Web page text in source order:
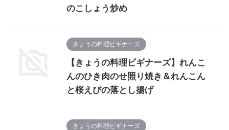
のこしょう炒め
きょうの料理ビギナーズ
【きょうの料理ビギナーズ】れんこ
んのひき肉のせ照り焼き＆れんこん
と桜えびの落とし揚げ
きょうの料理ビギナーズ